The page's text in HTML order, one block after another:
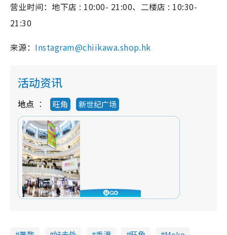
营业时间：地下店 : 10:00- 21:00、 二楼店 : 10:30-
21:30
来源： Instagram@chiikawa.shop.hk
活动资讯
地点 旺角 新世纪广场